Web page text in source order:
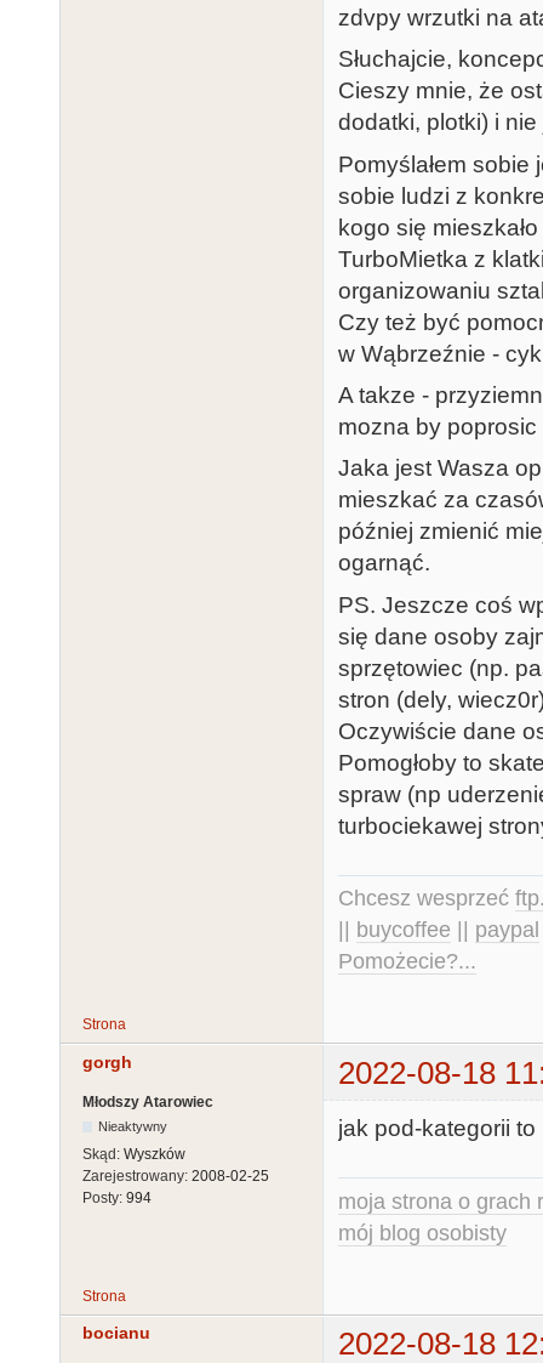
zdvpy wrzutki na
Słuchajcie,
Cieszy mnie, że
dodatki, plotki) i
Pomyślałem sobie
sobie ludzi z
kogo się
TurboMietka z
organizowaniu
Czy też być
w Wąbrzeźnie -
A takze -
mozna by
Jaka jest Wasza
mieszkać za
później zmienić
ogarnąć.
PS. Jeszcze coś
się dane osoby
sprzętowiec (np.
stron (dely,
Oczywiście dane
Pomogłoby to
spraw (np
turbociekawej
Chcesz wesprzeć
buycoffee paypal
Pomożecie?...
Strona
gorgh 2022-08-18
Młodszy Atarowiec
Nieaktywny
Skąd: Wyszków
Zarejestrowany: 2008-02-25
Posty: 994
jak pod-kategorii
moja strona o grach
mój blog osobisty
Strona
bocianu 2022-08-18